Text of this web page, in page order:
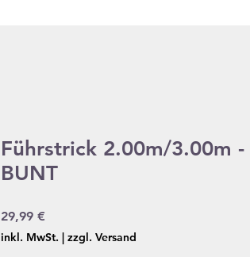
Führstrick 2.00m/3.00m -
BUNT
29,99 €
inkl. MwSt. | zzgl. Versand